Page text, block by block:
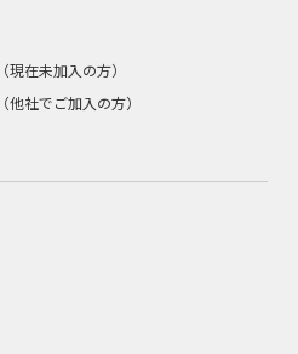
在未加入の方）
社でご加入の方）